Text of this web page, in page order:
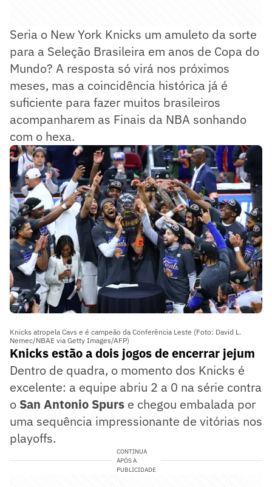
Seria o New York Knicks um amuleto da sorte
para a Seleção Brasileira em anos de Copa do
Mundo? A resposta só virá nos próximos
meses, mas a coincidência histórica já é
suficiente para fazer muitos brasileiros
acompanharem as Finais da NBA sonhando
com o hexa.
Knicks atropela Cavs e é campeão da Conferência Leste (Foto: David L.
Nemec/NBAE via Getty Images/AFP)
Knicks estão a dois jogos de encerrar jejum
Dentro de quadra, o momento dos Knicks é
excelente: a equipe abriu 2 a 0 na série contra
o San Antonio Spurs e chegou embalada por
uma sequência impressionante de vitórias nos
playoffs.
CONTINUA
APÓS A
PUBLICIDADE